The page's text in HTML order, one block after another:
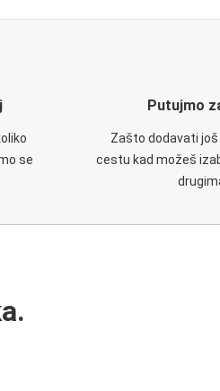
se
Putujmo
Zašto dodavati
cestu kad možeš